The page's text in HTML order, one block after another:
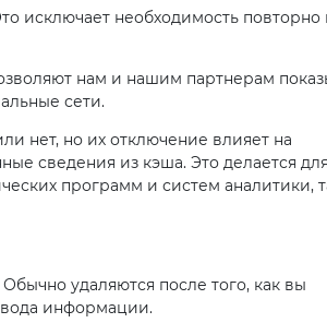
исключает необходимость повторно
нам и нашим партнерам
сети.
нет, но их отключение влияет на
сведения из кэша. Это делается для
программ и систем аналитики,
удаляются после того, как вы
информации.